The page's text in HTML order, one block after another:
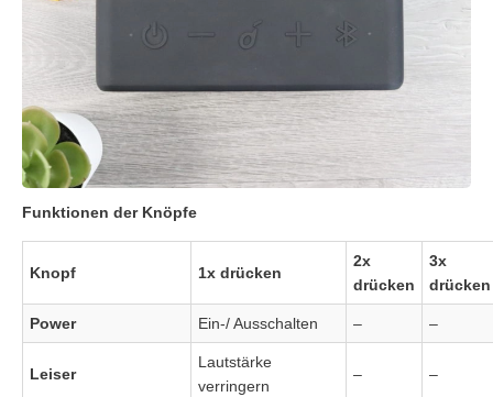
Funktionen der Knöpfe
Knopf 1x drücken
2x
drücken
3x
drücken
Power Ein-/ Ausschalten – –
Leiser
Lautstärke
verringern
– –